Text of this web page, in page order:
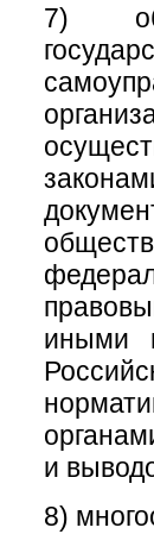
7)
иными
и
8)